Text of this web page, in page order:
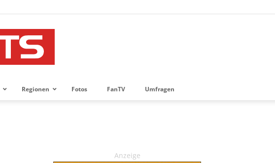
Regionen Fotos FanTV Umfragen
Anzeige